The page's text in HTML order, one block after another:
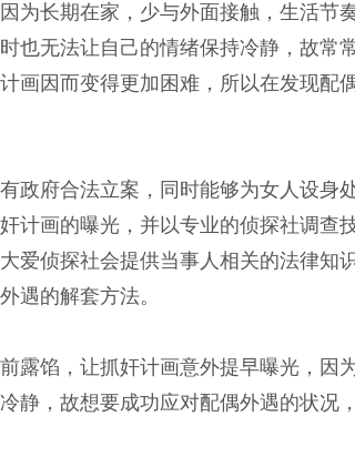
为长期在家，少与外面接触，生活节
也无法让自己的情绪保持冷静，故常
因而变得更加困难，所以在发现配
政府合法立案，同时能够为女人设身
计画的曝光，并以专业的侦探社调查
爱侦探社会提供当事人相关的法律知
遇的解套方法。
露馅，让抓奸计画意外提早曝光，因
静，故想要成功应对配偶外遇的状况